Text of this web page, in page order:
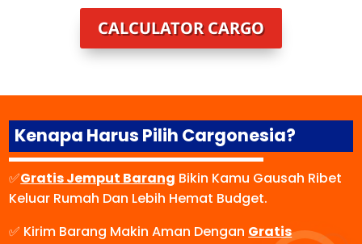
CALCULATOR CARGO
Kenapa Harus Pilih Cargonesia?
✅Gratis Jemput Barang Bikin Kamu Gausah Ribet
Keluar Rumah Dan Lebih Hemat Budget.
✅ Kirim Barang Makin Aman Dengan Gratis